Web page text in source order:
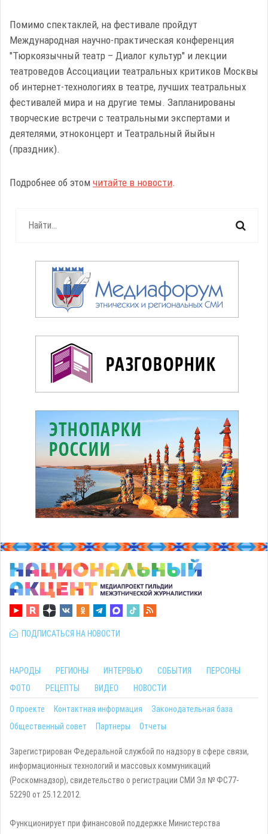
Помимо спектаклей, на фестивале пройдут
Международная научно-практическая конференция
"Тюркоязычный театр – Диалог культур" и лекции
театроведов Ассоциации театральных критиков Москвы
об интернет-технологиях в театре, лучших театральных
фестивалей мира и на другие темы. Запланированы
творческие встречи с театральными экспертами и
деятелями, этноконцерт и Театральный йыйын
(праздник).
Подробнее об этом читайте в новости.
ПОДПИСАТЬСЯ НА НОВОСТИ
НАРОДЫ РЕГИОНЫ ИНТЕРВЬЮ СОБЫТИЯ
ПЕРСОНЫ
ФОТО
РЕЦЕПТЫ ВИДЕО НОВОСТИ
О проекте Контактная информация
Законодательная база
Общественный совет
Партнеры Отчеты
Зарегистрирован Федеральной службой по надзору в сфере связи,
информационных технологий и массовых коммуникаций
(Роскомнадзор), свидетельство о регистрации СМИ Эл № ФС77-
52290 от 25.12.2012.
Функционирует при финансовой поддержке Министерства